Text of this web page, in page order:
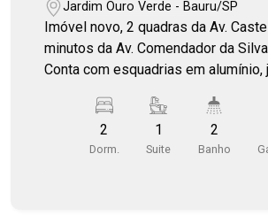
Jardim Ouro Verde - Bauru/SP
Imóvel novo, 2 quadras da Av.
minutos da Av. Comendador da
Conta com esquadrias em alumínio,
2
Dorm.
1
Suite
2
Banho